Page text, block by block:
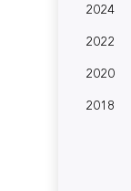
2024
2022
2020
2018